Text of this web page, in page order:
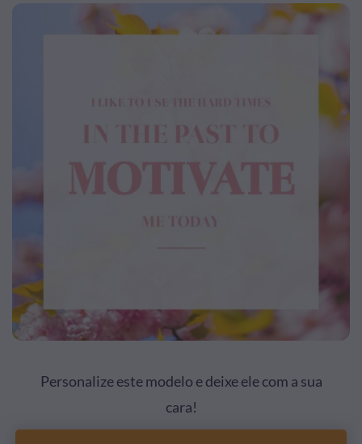
Personalize este modelo e deixe ele com a sua
cara!